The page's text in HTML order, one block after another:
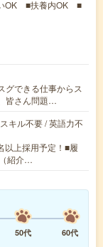
OK ■扶養内OK ■
グできる仕事からス
皆さん問題…
キル不要 / 英語力不
以上採用予定！■履
紹介…
50代
60代